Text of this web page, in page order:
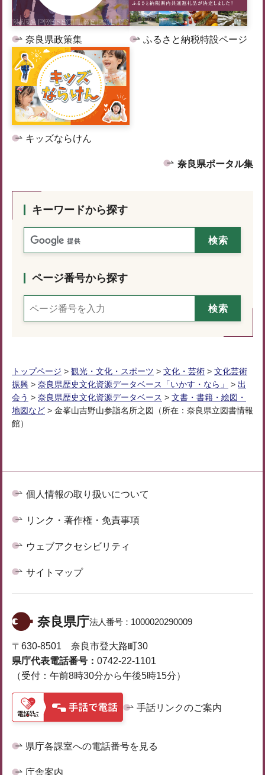
奈良県政策集 ふるさと納税特設ページ
キッズならけん
奈良県ポータル集
キーワードから探す
ページ番号から探す
トップページ > 観光・文化・スポーツ > 文化・芸術 > 文化芸術
振興 > 奈良県歴史文化資源データベース「いかす・なら」 > 出
会う > 奈良県歴史文化資源データベース > 文書・書籍・絵図・
地図など > 金峯山吉野山参詣名所之図（所在：奈良県立図書情報
館）
個人情報の取り扱いについて
リンク・著作権・免責事項
ウェブアクセシビリティ
サイトマップ
奈良県庁法人番号： 1000020290009
〒630-8501 奈良市登大路町30
県庁代表電話番号： 0742-22-1101
（受付：午前8時30分から午後5時15分）
手話リンクのご案内
県庁各課室への電話番号を見る
庁舎案内